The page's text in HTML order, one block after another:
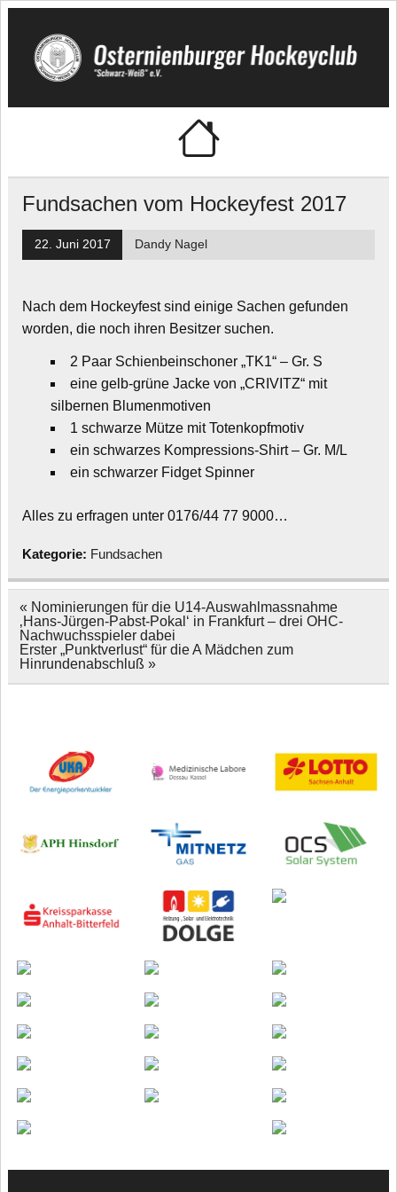
Skip
content
Osternienburger
Hockeyclub
Fundsachen vom Hockeyfest 2017
22. Juni 2017 Dandy Nagel
Nach dem Hockeyfest sind einige Sachen gefunden
worden, die noch ihren Besitzer suchen.
2 Paar Schienbeinschoner „TK1“ – Gr. S
eine gelb-grüne Jacke von „CRIVITZ“ mit
silbernen Blumenmotiven
1 schwarze Mütze mit Totenkopfmotiv
ein schwarzes Kompressions-Shirt – Gr. M/L
ein schwarzer Fidget Spinner
Alles zu erfragen unter 0176/44 77 9000…
Kategorie: Fundsachen
Beitragsnavigation
« Nominierungen für die U14-Auswahlmassnahme
‚Hans-Jürgen-Pabst-Pokal‘ in Frankfurt – drei OHC-
Nachwuchsspieler dabei
Erster „Punktverlust“ für die A Mädchen zum
Hinrundenabschluß »